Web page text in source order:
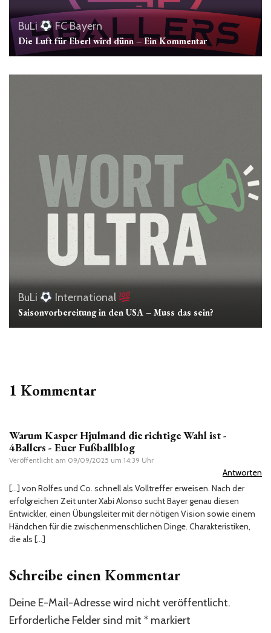
BuLi FC Bayern
Die Luft für Eberl wird dünn – Ein Kommentar
BuLi International
Saisonvorbereitung in den USA – Muss das sein?
1 Kommentar
Warum Kasper Hjulmand die richtige Wahl ist -
4Ballers - Euer Fußballblog
Veröffentlicht am 09/09/2025 um 14:39 Uhr
Antworten
[…] von Rolfes und Co. schnell als Volltreffer erweisen. Nach der
erfolgreichen Zeit unter Xabi Alonso sucht Bayer genau diesen
Entwickler, einen Übungsleiter mit der nötigen Vision sowie einem
Händchen für die zwischenmenschlichen Dinge. Charakteristiken,
die als […]
Schreibe einen Kommentar
Deine E-Mail-Adresse wird nicht veröffentlicht.
Erforderliche Felder sind mit * markiert